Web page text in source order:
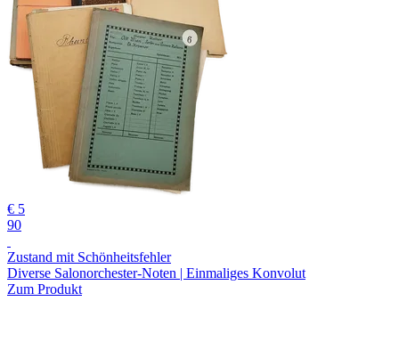
€ 5
90
Zustand mit Schönheitsfehler
Diverse Salonorchester-Noten | Einmaliges Konvolut
Zum Produkt